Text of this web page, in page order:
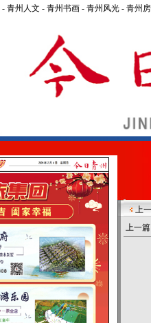
- 青州人文 - 青州书画 - 青州风光 - 青州
上
上一篇